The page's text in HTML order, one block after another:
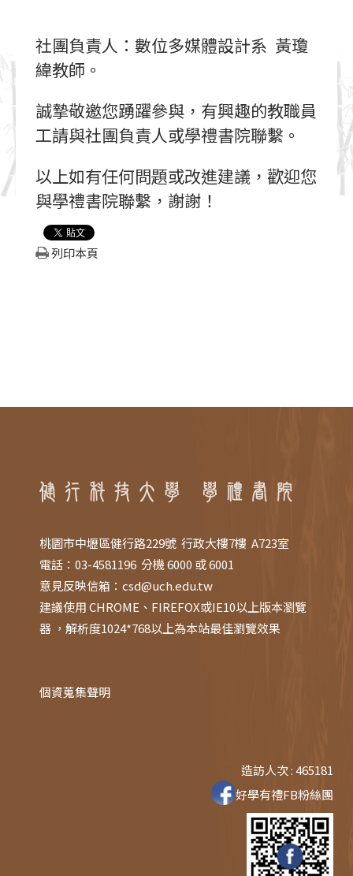
社團負責人：數位多媒體設計系 黃瓊
緯教師。
誠摯敬邀您踴躍參與，有興趣的教職員
工請與社團負責人或學禮書院聯繫。
以上如有任何問題或改進建議，歡迎您
與學禮書院聯繫，謝謝！
列印本頁
桃園市中壢區健行路229號 行政大樓7樓 A723室
電話：03-4581196 分機 6000 或 6001
意見反映信箱： csd@uch.edu.tw
建議使用 CHROME、FIREFOX或IE10以上版本瀏覽
器 ，解析度1024*768以上為本站最佳瀏覽效果
個資蒐集聲明
造訪人次 : 465181
好學有禮FB粉絲團